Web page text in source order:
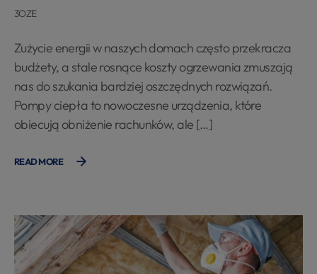
3OZE
Zużycie energii w naszych domach często przekracza
budżety, a stale rosnące koszty ogrzewania zmuszają
nas do szukania bardziej oszczędnych rozwiązań.
Pompy ciepła to nowoczesne urządzenia, które
obiecują obniżenie rachunków, ale […]
READ MORE